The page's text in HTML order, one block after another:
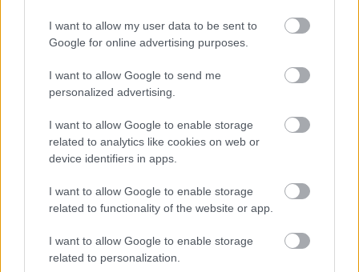
I want to allow my user data to be sent to
Google for online advertising purposes.
I want to allow Google to send me
personalized advertising.
I want to allow Google to enable storage
related to analytics like cookies on web or
device identifiers in apps.
I want to allow Google to enable storage
related to functionality of the website or app.
I want to allow Google to enable storage
related to personalization.
kimentsen ebből a helyzetből. A
felelősségvállalás aktív szerepvállalást kíván
Nathaniel Branden megfogalmazta -
az
önbecsülés aktív tevékenység
hajlandó felelősséget vállalni az életedben?
Melyek azok a területek, ahol teljes mértékben
felelősséget vállalsz, és melyek azok, ahol
negyedik alappillére. A Karrier Kedd
cikksorozatunkban már írtam az